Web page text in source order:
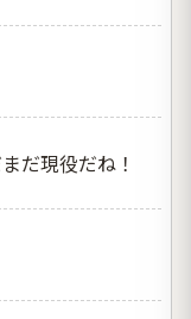
だ現役だね！